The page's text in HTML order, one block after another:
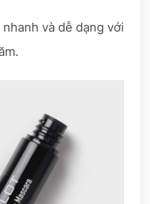
và dễ dạng với